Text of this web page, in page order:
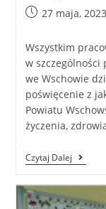
27 maja, 2023
Wszystkim
w szczególności
we Wschowie
poświęcenie z
Powiatu
życzenia,
Czytaj Dalej